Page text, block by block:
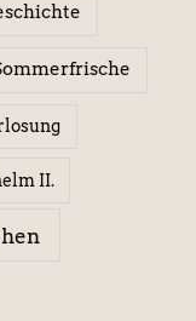
II.